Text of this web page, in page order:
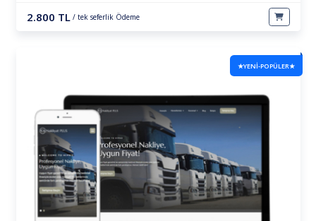
2.800 TL / tek seferlik Ödeme
★YENİ-POPÜLER★